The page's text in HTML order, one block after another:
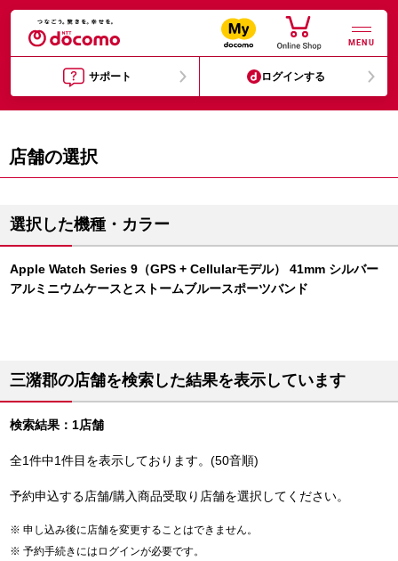
MENU
サポート ログインする
店舗の選択
選択した機種・カラー
Apple Watch Series 9（GPS + Cellularモデル） 41mm シルバー
アルミニウムケースとストームブルースポーツバンド
三潴郡の店舗を検索した結果を表示しています
検索結果：1店舗
全1件中1件目を表示しております。(50音順)
予約申込する店舗/購入商品受取り店舗を選択してください。
申し込み後に店舗を変更することはできません。
予約手続きにはログインが必要です。